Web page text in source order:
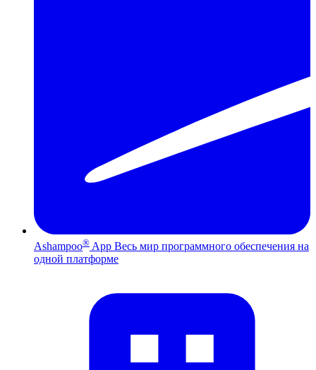
Ashampoo® App Весь мир программного обеспечения на
одной платформе